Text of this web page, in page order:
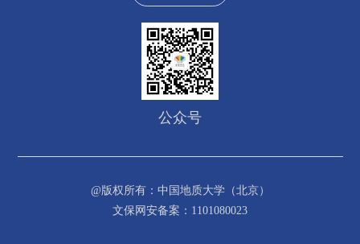
公众号
@版权所有：中国地质大学（北京）
文保网安备案：1101080023